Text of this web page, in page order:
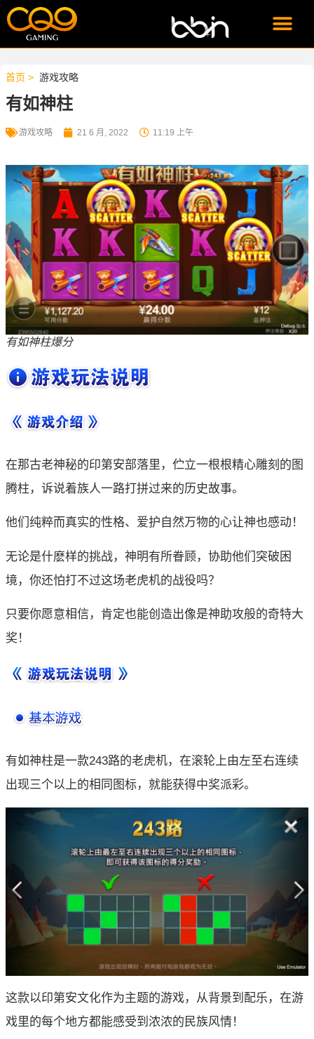
首页 > 游戏攻略
有如神柱
游戏攻略 21 6 月, 2022 11:19 上午
有如神柱爆分
在那古老神秘的印第安部落里，伫立一根根精心雕刻的图
腾柱，诉说着族人一路打拼过来的历史故事。
他们纯粹而真实的性格、爱护自然万物的心让神也感动！
无论是什麽样的挑战，神明有所眷顾，协助他们突破困
境，你还怕打不过这场老虎机的战役吗？
只要你愿意相信，肯定也能创造出像是神助攻般的奇特大
奖！
有如神柱是一款243路的老虎机，在滚轮上由左至右连续
出现三个以上的相同图标，就能获得中奖派彩。
这款以印第安文化作为主题的游戏，从背景到配乐，在游
戏里的每个地方都能感受到浓浓的民族风情！